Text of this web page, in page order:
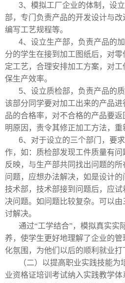
3、模拟工厂企业的体制，设
部，专门负责产品的开发设计与改
编写工艺规程等。
4、设立生产部，负责产品的
分的学生在接到加工图纸后，对零
定工艺，合理安排加工方案，对工
保生产效率。
5、设立质检部，负责产品的质
该部分同学要对加工出来的产品进
品的合格率，对不合格的产品要
明原因，责令其修正加工方法，重
6、对于设立的三个部门，要
作，如：质检部发现工件质量有问
反映，与生产部共同找出问题的
问题，应想办法解决，如是设计的
技术部，技术部接到问题后，应
决问题。如问题比较复杂。可以由
讨解决。
通过“工学结合”，模拟真实实
养，使学生更好地理解了企业的
化氛围，为他们以后的顺利就业打
（二）以提高职业实践技能为
业资格证培训考试纳入实践教学体